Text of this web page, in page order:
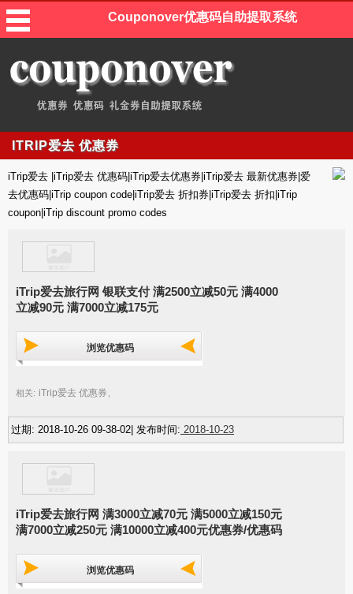
Couponover优惠码自助提取系统
ITRIP爱去 优惠券
iTrip爱去 |iTrip爱去 优惠码|iTrip爱去优惠券|iTrip爱去 最新优惠券|爱
去优惠码|iTrip coupon code|iTrip爱去 折扣券|iTrip爱去 折扣|iTrip
coupon|iTrip discount promo codes
iTrip爱去旅行网 银联支付 满2500立减50元 满4000
立减90元 满7000立减175元
浏览优惠码
相关: iTrip爱去 优惠券
过期: 2018-10-26 09-38-02| 发布时间: 2018-10-23
iTrip爱去旅行网 满3000立减70元 满5000立减150元
满7000立减250元 满10000立减400元优惠券/优惠码
浏览优惠码